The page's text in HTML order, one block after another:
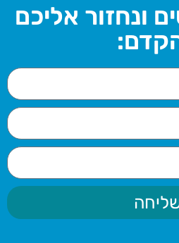
ונחזור אליכם